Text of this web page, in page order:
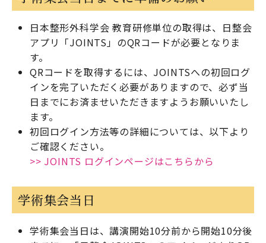
日本整形外科学会 教育研修単位の取得は、日整会
アプリ「JOINTS」のQRコードが必要となりま
す。
QRコードを取得するには、JOINTSへの初回ログ
インを完了いただく必要がありますので、必ず当
日までにお済ませいただきますようお願いいたし
ます。
初回ログイン方法等の詳細については、以下より
ご確認ください。
>> JOINTS ログインページはこちらから
学術集会当日
学術集会当日は、講演開始10分前から開始10分後